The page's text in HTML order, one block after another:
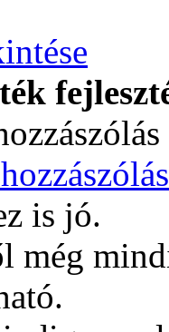
is jó.
még